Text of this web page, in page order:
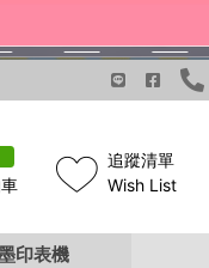
追蹤清單
Wish List
印表機